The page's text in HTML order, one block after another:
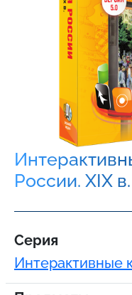
России. XIX
Серия
Интерактивные